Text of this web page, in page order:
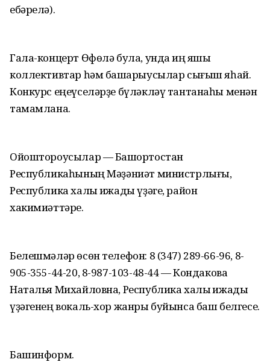
ебәрелә).
Гала-концерт Өфөлә була, унда иң яҡшы
коллективтар һәм башҡарыусылар сығыш яһай.
Конкурс еңеүселәрҙе бүләкләү тантанаһы менән
тамамлана.
Ойоштороусылар — Башҡортостан
Республикаһының Мәҙәниәт министрлығы,
Республика халыҡ ижады үҙәге, район
хакимиәттәре.
Белешмәләр өсөн телефон: 8 (347) 289-66-96, 8-
905-355-44-20, 8-987-103-48-44 — Кондакова
Наталья Михайловна, Республика халыҡ ижады
үҙәгенең вокаль-хор жанры буйынса баш белгесе.
Башинформ.